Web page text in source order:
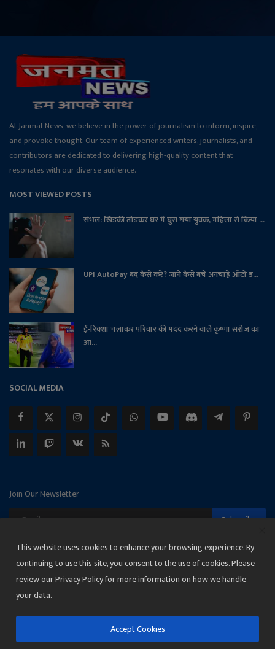
At Janmat News, we believe in the power of journalism to inform, inspire,
and provoke thought. Our team of experienced writers, journalists, and
contributors are dedicated to delivering high-quality content that
resonates with our diverse audience.
MOST VIEWED POSTS
संभल: खिड़की तोड़कर घर में घुस गया युवक, महिला से किया ...
UPI AutoPay बंद कैसे करें? जानें कैसे बचें अनचाहे ऑटो ड...
ई-रिक्शा चलाकर परिवार की मदद करने वाले कृष्णा सरोज का
आ...
SOCIAL MEDIA
Join Our Newsletter
Subscribe
Terms & Conditions
Privacy
This website uses cookies to enhance your browsing experience. By
continuing to use this site, you consent to the use of cookies. Please
review our Privacy Policy for more information on how we handle
your data.
Accept Cookies